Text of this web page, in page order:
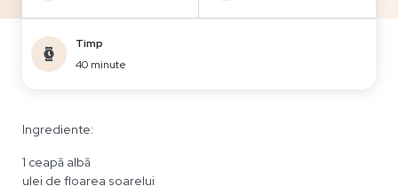
Timp
40 minute
Ingrediente:
1 ceapă albă
ulei de floarea soarelui